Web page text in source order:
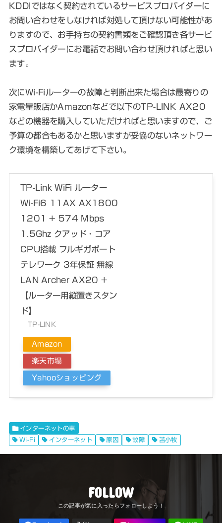
KDDIではなく契約されているサービスプロバイダーに
お問い合わせをしなければ対処して頂けない可能性があ
りますので、お手持ちの契約書類をご確認頂き各サービ
スプロバイダーにお電話でお問い合わせ頂ければと思い
ます。
次にWi-Fiルーターの故障と判断出来た場合は最寄りの
家電量販店かAmazonなどで以下のTP-LINK AX20
などの機器を購入していただければと思いますので、ご
予算の都合もあるかと思いますが妥協のないネットワー
ク環境を構築してあげて下さい。
TP-Link WiFi ルーター
Wi-Fi6 11AX AX1800
1201 + 574 Mbps
1.5Ghz クアッド・コア
CPU搭載 フルギガポート
テレワーク 3年保証 無線
LAN Archer AX20 +
【ルーター用縦置きスタン
ド】
TP-LINK
Amazon
楽天市場
Yahooショッピング
インターネットの事
Wi-Fi
インターネット 原因 故障 苫小牧
FOLLOW